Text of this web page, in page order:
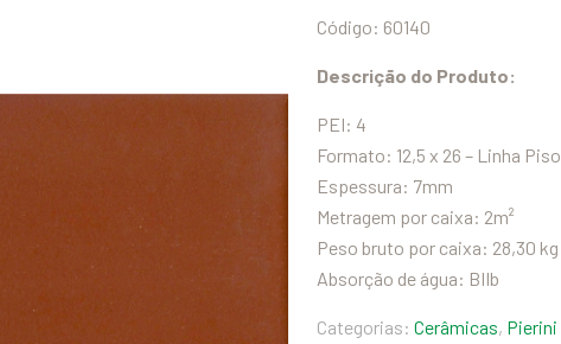
Código: 60140
Descrição do Produto:
PEI: 4
Formato: 12,5 x 26 – Linha Piso
Espessura: 7mm
Metragem por caixa: 2m²
Peso bruto por caixa: 28,30 kg
Absorção de água: BIIb
Categorias: Cerâmicas, Pierini